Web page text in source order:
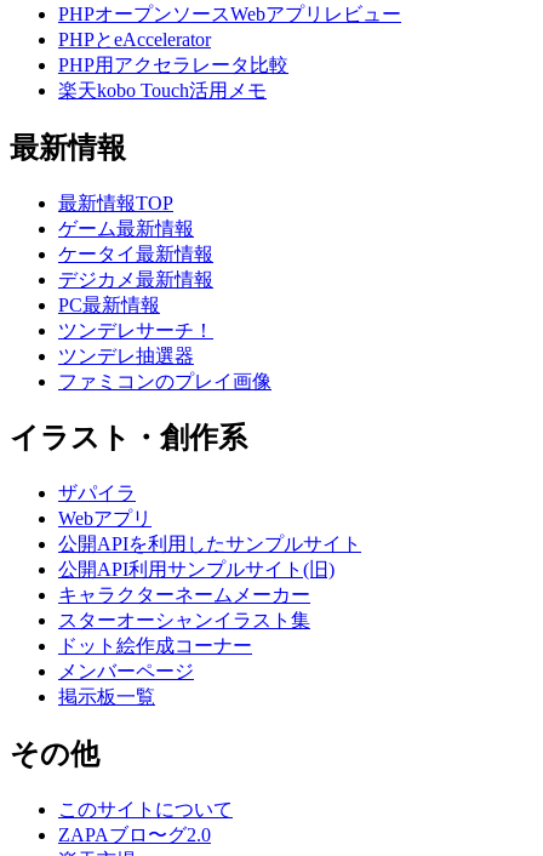
PHPオープンソースWebアプリレビュー
PHPとeAccelerator
PHP用アクセラレータ比較
楽天kobo Touch活用メモ
最新情報
最新情報TOP
ゲーム最新情報
ケータイ最新情報
デジカメ最新情報
PC最新情報
ツンデレサーチ！
ツンデレ抽選器
ファミコンのプレイ画像
イラスト・創作系
ザパイラ
Webアプリ
公開APIを利用したサンプルサイト
公開API利用サンプルサイト(旧)
キャラクターネームメーカー
スターオーシャンイラスト集
ドット絵作成コーナー
メンバーページ
掲示板一覧
その他
このサイトについて
ZAPAブロ〜グ2.0